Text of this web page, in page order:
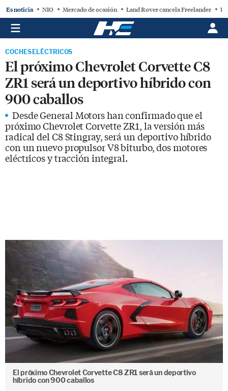
Es noticia NIO Mercado de ocasión Land Rover cancela Freelander
COCHES ELÉCTRICOS
El próximo Chevrolet Corvette C8
ZR1 será un deportivo híbrido con
900 caballos
Desde General Motors han confirmado que el
próximo Chevrolet Corvette ZR1, la versión más
radical del C8 Stingray, será un deportivo híbrido
con un nuevo propulsor V8 biturbo, dos motores
eléctricos y tracción integral.
El próximo Chevrolet Corvette C8 ZR1 será un deportivo
híbrido con 900 caballos